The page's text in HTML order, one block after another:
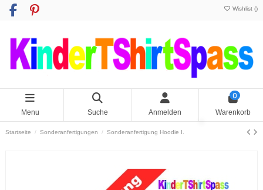
Wishlist ()
Menu Suche Anmelden
0
Warenkorb
Startseite Sonderanfertigungen Sonderanfertigung Hoodie I.